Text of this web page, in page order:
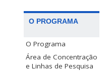
O PROGRAMA
O Programa
Área de Concentração
e Linhas de Pesquisa